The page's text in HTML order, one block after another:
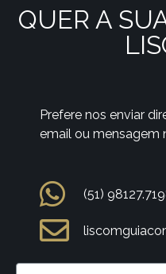
QUER A
Prefere nos enviar
email ou mensagem
(51)